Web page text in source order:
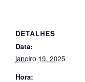
DETALHES
Data:
janeiro 19, 2025
Hora: